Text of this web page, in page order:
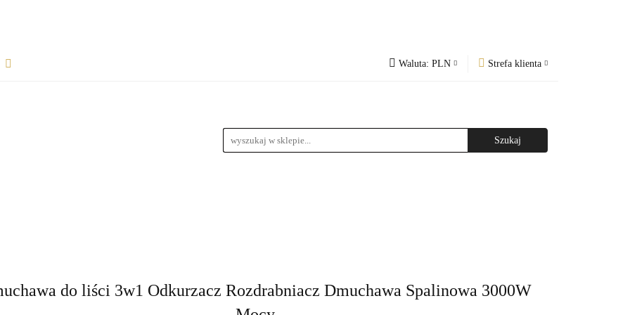
Waluta: PLN Strefa klienta
Dodaj zgłoszenie
Rozpocznij współpracę
do liści 3w1 Odkurzacz Rozdrabniacz Dmuchawa Spalinowa 3000W